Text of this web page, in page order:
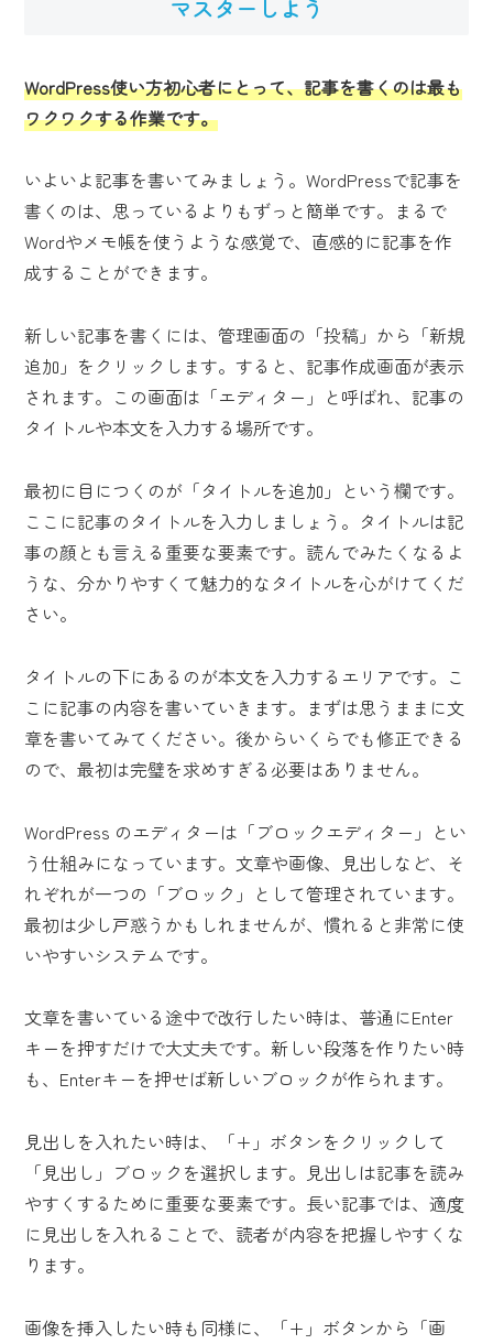
マスターしよう
WordPress使い方初心者にとって、記事を書くのは最も
ワクワクする作業です。
いよいよ記事を書いてみましょう。WordPressで記事を
書くのは、思っているよりもずっと簡単です。まるで
Wordやメモ帳を使うような感覚で、直感的に記事を作
成することができます。
新しい記事を書くには、管理画面の「投稿」から「新規
追加」をクリックします。すると、記事作成画面が表示
されます。この画面は「エディター」と呼ばれ、記事の
タイトルや本文を入力する場所です。
最初に目につくのが「タイトルを追加」という欄です。
ここに記事のタイトルを入力しましょう。タイトルは記
事の顔とも言える重要な要素です。読んでみたくなるよ
うな、分かりやすくて魅力的なタイトルを心がけてくだ
さい。
タイトルの下にあるのが本文を入力するエリアです。こ
こに記事の内容を書いていきます。まずは思うままに文
章を書いてみてください。後からいくらでも修正できる
ので、最初は完璧を求めすぎる必要はありません。
WordPress のエディターは「ブロックエディター」とい
う仕組みになっています。文章や画像、見出しなど、そ
れぞれが一つの「ブロック」として管理されています。
最初は少し戸惑うかもしれませんが、慣れると非常に使
いやすいシステムです。
文章を書いている途中で改行したい時は、普通にEnter
キーを押すだけで大丈夫です。新しい段落を作りたい時
も、Enterキーを押せば新しいブロックが作られます。
見出しを入れたい時は、「+」ボタンをクリックして
「見出し」ブロックを選択します。見出しは記事を読み
やすくするために重要な要素です。長い記事では、適度
に見出しを入れることで、読者が内容を把握しやすくな
ります。
画像を挿入したい時も同様に、「+」ボタンから「画